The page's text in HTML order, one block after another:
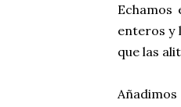
Echamos
enteros y
que las